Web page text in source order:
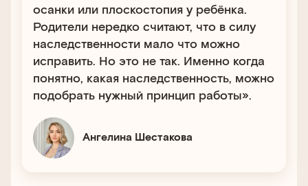
осанки или плоскостопия у ребёнка.
Родители нередко считают, что в силу
наследственности мало что можно
исправить. Но это не так. Именно когда
понятно, какая наследственность, можно
подобрать нужный принцип работы».
Ангелина Шестакова